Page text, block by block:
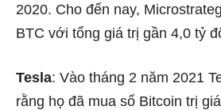
2020. Cho đến nay,
BTC với tổng giá trị gần 4,0 tỷ
Tesla: Vào tháng 2 năm 2021
rằng họ đã mua số Bitcoin trị